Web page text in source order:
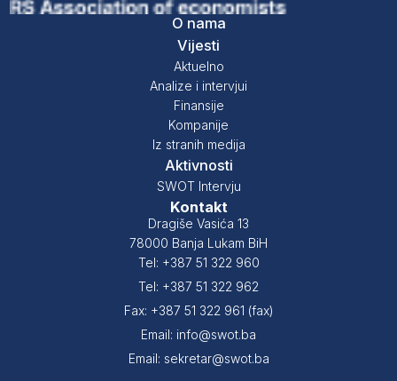
O nama
Vijesti
Aktuelno
Analize i intervjui
Finansije
Kompanije
Iz stranih medija
Aktivnosti
SWOT Intervju
Kontakt
Dragiše Vasića 13
78000 Banja Lukam BiH
Tel: +387 51 322 960
Tel: +387 51 322 962
Fax: +387 51 322 961 (fax)
Email: info@swot.ba
Email: sekretar@swot.ba